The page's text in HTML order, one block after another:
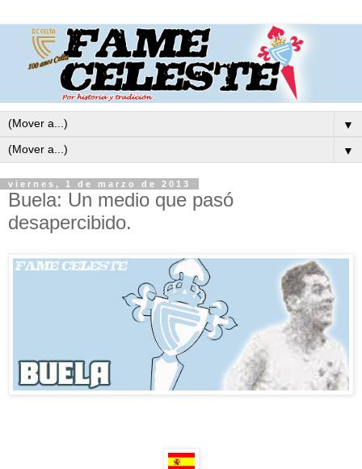
▼
▼
viernes, 1 de marzo de 2013
Buela: Un medio que pasó
desapercibido.